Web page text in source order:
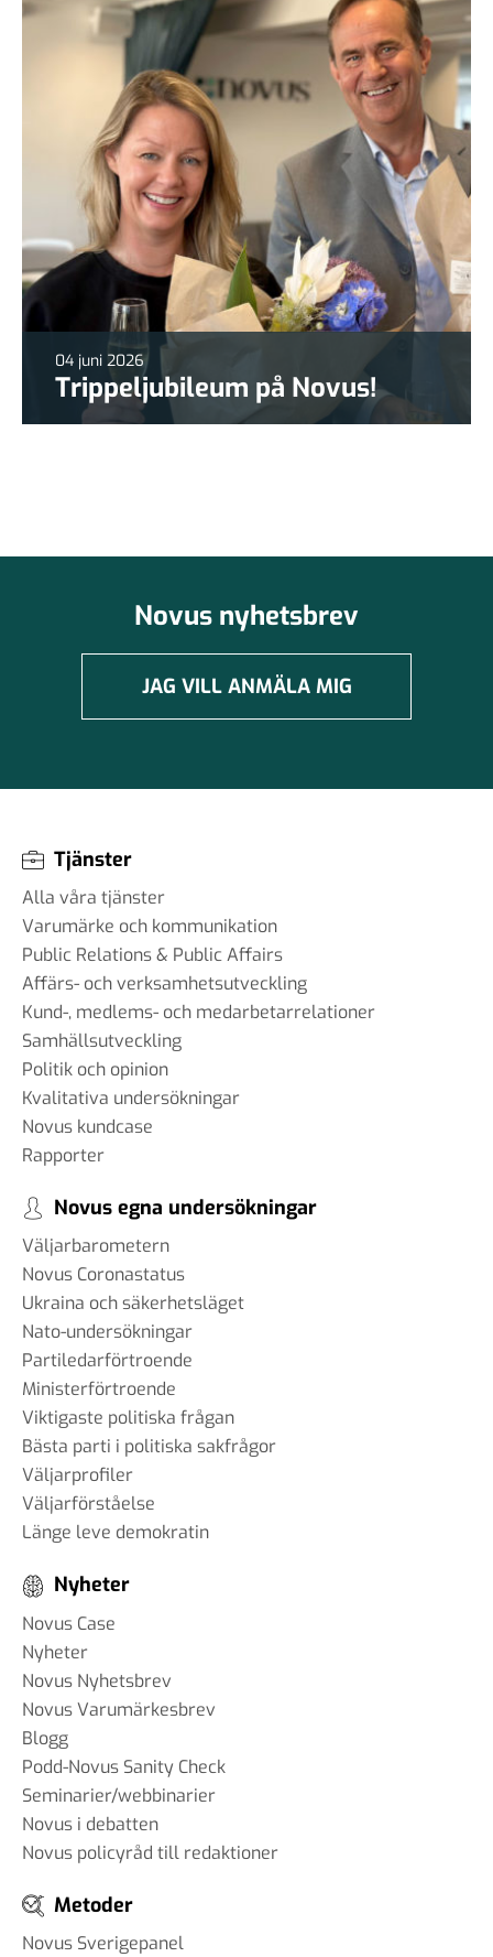
04 juni 2026
Trippeljubileum på Novus!
Novus nyhetsbrev
JAG VILL ANMÄLA MIG
Tjänster
Alla våra tjänster
Varumärke och kommunikation
Public Relations & Public Affairs
Affärs- och verksamhetsutveckling
Kund-, medlems- och medarbetarrelationer
Samhällsutveckling
Politik och opinion
Kvalitativa undersökningar
Novus kundcase
Rapporter
Novus egna undersökningar
Väljarbarometern
Novus Coronastatus
Ukraina och säkerhetsläget
Nato-undersökningar
Partiledarförtroende
Ministerförtroende
Viktigaste politiska frågan
Bästa parti i politiska sakfrågor
Väljarprofiler
Väljarförståelse
Länge leve demokratin
Nyheter
Novus Case
Nyheter
Novus Nyhetsbrev
Novus Varumärkesbrev
Blogg
Podd-Novus Sanity Check
Seminarier/webbinarier
Novus i debatten
Novus policyråd till redaktioner
Metoder
Novus Sverigepanel